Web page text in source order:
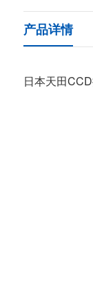
产品详情
日本天田